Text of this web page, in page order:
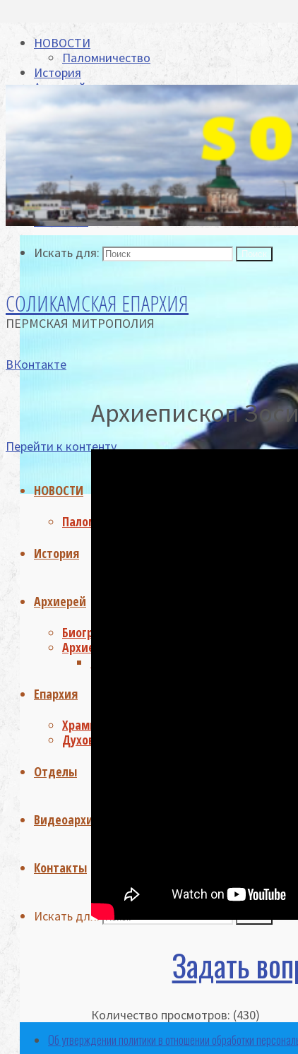
НОВОСТИ
Паломничество
История
Архиерей
Биография
Архиепископ Зосима отвечает на вопросы
Задать свой вопрос
Епархия
Храмы
Духовенство
Отделы
Видеоархив
Контакты
Искать для:
Поиск
СОЛИКАМСКАЯ ЕПАРХИЯ
ПЕРМСКАЯ МИТРОПОЛИЯ
ВКонтакте
Перейти к контенту
НОВОСТИ
Паломничество
История
Архиерей
Биография
Архиепископ Зосима отвечает на вопросы
Епархия
Храмы
Духовенство
Отделы
Видеоархив
Контакты
Искать для: Поиск
Архиепископ
Задать
Количество просмотров: (430)
Об утверждении политики в отношении обработки